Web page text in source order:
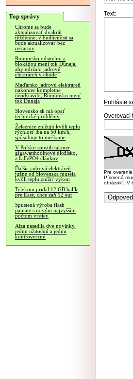
Top správy
Chrome sa bude
aktualizovať dvakrát
týždenne, v budúcnosti sa
bude aktualizovať bez
reštartov
Rumunsko odstrelmi a
blokádou mení tok Dunaja,
aby udržalo jadrovú
elektráreň v chode
Maďarsko jadrovú elektráreň
nakoniec kompletne
neodstavilo, Rumunsko mení
tok Dunaja
Slovensko.sk má opäť
technické problémy
Železnice znižujú kvôli teplu
rýchlosť iba na 50 km/h,
spôsobuje to meškanie
V Poľsku spustili takmer
gigawatthodinové úložisko,
z LiFePO4 článkov
Ďalšia jadrová elektráreň
južne od Slovenska musela
kvôli teplu znížiť výkon
Telekom pridal 12 GB balík
pre Easy, chce zaň 12 eur
Spustená výroba flash
pamäte s novým najvyšším
počtom vrstiev
Alza nasadila dve novinky,
jednu užitočnú a jednu
kontroverznú
Text:
Prihláste
Overovací
Pre
Písmená
obrázok". V